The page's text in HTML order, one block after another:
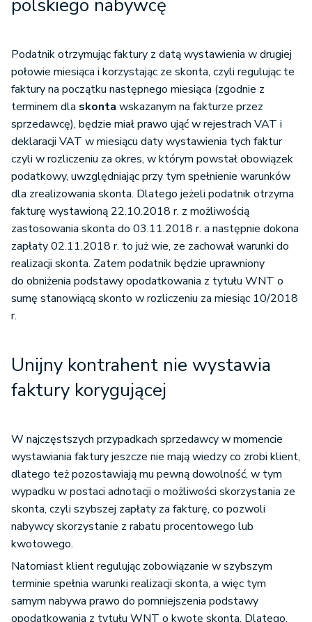
polskiego nabywcę
Podatnik otrzymując faktury z datą wystawienia w drugiej
połowie miesiąca i korzystając ze skonta, czyli regulując te
faktury na początku następnego miesiąca (zgodnie z
terminem dla skonta wskazanym na fakturze przez
sprzedawcę), będzie miał prawo ująć w rejestrach VAT i
deklaracji VAT w miesiącu daty wystawienia tych faktur
czyli w rozliczeniu za okres, w którym powstał obowiązek
podatkowy, uwzględniając przy tym spełnienie warunków
dla zrealizowania skonta. Dlatego jeżeli podatnik otrzyma
fakturę wystawioną 22.10.2018 r. z możliwością
zastosowania skonta do 03.11.2018 r. a następnie dokona
zapłaty 02.11.2018 r. to już wie, ze zachował warunki do
realizacji skonta. Zatem podatnik będzie uprawniony
do obniżenia podstawy opodatkowania z tytułu WNT o
sumę stanowiącą skonto w rozliczeniu za miesiąc 10/2018
r.
Unijny kontrahent nie wystawia
faktury korygującej
W najczęstszych przypadkach sprzedawcy w momencie
wystawiania faktury jeszcze nie mają wiedzy co zrobi klient,
dlatego też pozostawiają mu pewną dowolność, w tym
wypadku w postaci adnotacji o możliwości skorzystania ze
skonta, czyli szybszej zapłaty za fakturę, co pozwoli
nabywcy skorzystanie z rabatu procentowego lub
kwotowego.
Natomiast klient regulując zobowiązanie w szybszym
terminie spełnia warunki realizacji skonta, a więc tym
samym nabywa prawo do pomniejszenia podstawy
opodatkowania z tytułu WNT o kwotę skonta. Dlatego,